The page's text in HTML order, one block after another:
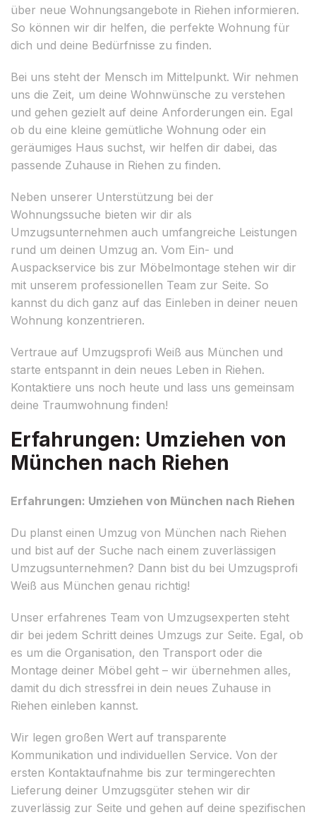
über neue Wohnungsangebote in Riehen informieren.
So können wir dir helfen, die perfekte Wohnung für
dich und deine Bedürfnisse zu finden.
Bei uns steht der Mensch im Mittelpunkt. Wir nehmen
uns die Zeit, um deine Wohnwünsche zu verstehen
und gehen gezielt auf deine Anforderungen ein. Egal
ob du eine kleine gemütliche Wohnung oder ein
geräumiges Haus suchst, wir helfen dir dabei, das
passende Zuhause in Riehen zu finden.
Neben unserer Unterstützung bei der
Wohnungssuche bieten wir dir als
Umzugsunternehmen auch umfangreiche Leistungen
rund um deinen Umzug an. Vom Ein- und
Auspackservice bis zur Möbelmontage stehen wir dir
mit unserem professionellen Team zur Seite. So
kannst du dich ganz auf das Einleben in deiner neuen
Wohnung konzentrieren.
Vertraue auf Umzugsprofi Weiß aus München und
starte entspannt in dein neues Leben in Riehen.
Kontaktiere uns noch heute und lass uns gemeinsam
deine Traumwohnung finden!
Erfahrungen: Umziehen von
München nach Riehen
Erfahrungen: Umziehen von München nach Riehen
Du planst einen Umzug von München nach Riehen
und bist auf der Suche nach einem zuverlässigen
Umzugsunternehmen? Dann bist du bei Umzugsprofi
Weiß aus München genau richtig!
Unser erfahrenes Team von Umzugsexperten steht
dir bei jedem Schritt deines Umzugs zur Seite. Egal, ob
es um die Organisation, den Transport oder die
Montage deiner Möbel geht – wir übernehmen alles,
damit du dich stressfrei in dein neues Zuhause in
Riehen einleben kannst.
Wir legen großen Wert auf transparente
Kommunikation und individuellen Service. Von der
ersten Kontaktaufnahme bis zur termingerechten
Lieferung deiner Umzugsgüter stehen wir dir
zuverlässig zur Seite und gehen auf deine spezifischen